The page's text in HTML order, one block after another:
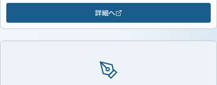
詳細へ